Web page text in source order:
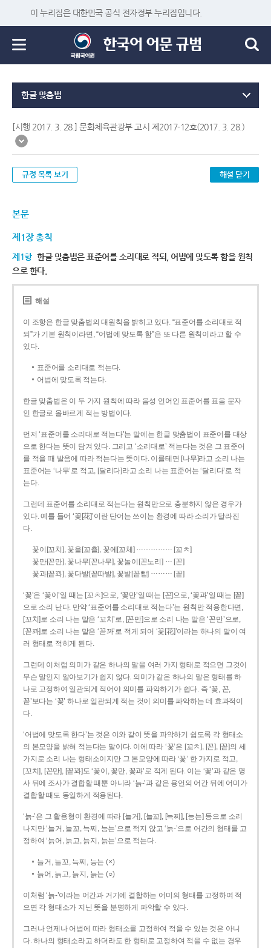
이 누리집은 대한민국 공식 전자정부 누리집입니다.
한글 맞춤법
[시행 2017. 3. 28.] 문화체육관광부 고시 제2017-12호(2017. 3. 28.)
규정 목록 보기 해설 닫기
본문
제1장 총칙
제1항 한글 맞춤법은 표준어를 소리대로 적되, 어법에 맞도록 함을 원칙
으로 한다.
해설
이 조항은 한글 맞춤법의 대원칙을 밝히고 있다. “표준어를 소리대로 적
되”가 기본 원칙이라면, “어법에 맞도록 함”은 또 다른 원칙이라고 할 수
있다.
표준어를 소리대로 적는다.
어법에 맞도록 적는다.
한글 맞춤법은 이 두 가지 원칙에 따라 음성 언어인 표준어를 표음 문자
인 한글로 올바르게 적는 방법이다.
먼저 ‘표준어를 소리대로 적는다’는 말에는 한글 맞춤법이 표준어를 대상
으로 한다는 뜻이 담겨 있다. 그리고 ‘소리대로’ 적는다는 것은 그 표준어
를 적을 때 발음에 따라 적는다는 뜻이다. 이를테면 [나무]라고 소리 나는
표준어는 ‘나무’로 적고, [달리다]라고 소리 나는 표준어는 ‘달리다’로 적
는다.
그런데 표준어를 소리대로 적는다는 원칙만으로 충분하지 않은 경우가
있다. 예를 들어 ‘꽃[花]’이란 단어는 쓰이는 환경에 따라 소리가 달라진
다.
꽃이[꼬치], 꽃을[꼬츨], 꽃에[꼬체] …………… [꼬ㅊ]
꽃만[꼰만], 꽃나무[꼰나무], 꽃놀이[꼰노리] … [꼰]
꽃과[꼳꽈], 꽃다발[꼳따발], 꽃밭[꼳빧] ……… [꼳]
‘꽃’은 ‘꽃이’일 때는 [꼬ㅊ]으로, ‘꽃만’일 때는 [꼰]으로, ‘꽃과’일 때는 [꼳]
으로 소리 난다. 만약 ‘표준어를 소리대로 적는다’는 원칙만 적용한다면,
[꼬치]로 소리 나는 말은 ‘꼬치’로, [꼰만]으로 소리 나는 말은 ‘꼰만’으로,
[꼳꽈]로 소리 나는 말은 ‘꼳꽈’로 적게 되어 ‘꽃[花]’이라는 하나의 말이 여
러 형태로 적히게 된다.
그런데 이처럼 의미가 같은 하나의 말을 여러 가지 형태로 적으면 그것이
무슨 말인지 알아보기가 쉽지 않다. 의미가 같은 하나의 말은 형태를 하
나로 고정하여 일관되게 적어야 의미를 파악하기가 쉽다. 즉 ‘꽃, 꼰,
꼳’보다는 ‘꽃’ 하나로 일관되게 적는 것이 의미를 파악하는 데 효과적이
다.
‘어법에 맞도록 한다’는 것은 이와 같이 뜻을 파악하기 쉽도록 각 형태소
의 본모양을 밝혀 적는다는 말이다. 이에 따라 ‘꽃’은 [꼬ㅊ], [꼰], [꼳]의 세
가지로 소리 나는 형태소이지만 그 본모양에 따라 ‘꽃’ 한 가지로 적고,
[꼬치], [꼰만], [꼳꽈]도 ‘꽃이, 꽃만, 꽃과’로 적게 된다. 이는 ‘꽃’과 같은 명
사 뒤에 조사가 결합할 때뿐 아니라 ‘늙-’과 같은 용언의 어간 뒤에 어미가
결합할 때도 동일하게 적용된다.
‘늙-’은 그 활용형이 환경에 따라 [늘거], [늘꼬], [늑찌], [능는] 등으로 소리
나지만 ‘늘거, 늘꼬, 늑찌, 능는’으로 적지 않고 ‘늙-’으로 어간의 형태를 고
정하여 ‘늙어, 늙고, 늙지, 늙는’으로 적는다.
늘거, 늘꼬, 늑찌, 능는 (×)
늙어, 늙고, 늙지, 늙는 (○)
이처럼 ‘늙-­’이라는 어간과 거기에 결합하는 어미의 형태를 고정하여 적
으면 각 형태소가 지닌 뜻을 분명하게 파악할 수 있다.
그러나 언제나 어법에 따라 형태소를 고정하여 적을 수 있는 것은 아니
다. 하나의 형태소라고 하더라도 한 형태로 고정하여 적을 수 없는 경우